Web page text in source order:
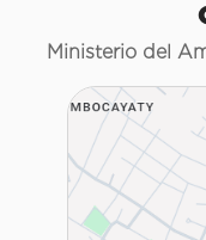
Ministerio del